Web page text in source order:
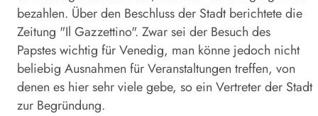
bezahlen. Über den Beschluss der Stadt berichtete die
Zeitung "Il Gazzettino". Zwar sei der Besuch des
Papstes wichtig für Venedig, man könne jedoch nicht
beliebig Ausnahmen für Veranstaltungen treffen, von
denen es hier sehr viele gebe, so ein Vertreter der Stadt
zur Begründung.